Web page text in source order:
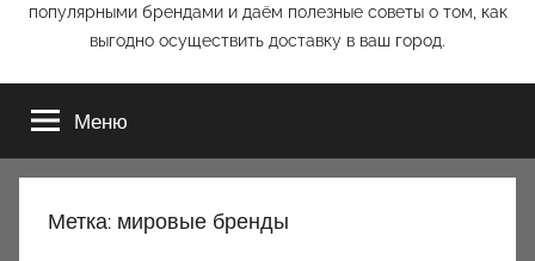
популярными брендами и даём полезные советы о том, как
выгодно осуществить доставку в ваш город.
Меню
Метка: мировые бренды